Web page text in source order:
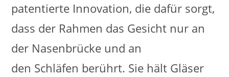
patentierte Innovation, die dafür sorgt,
dass der Rahmen das Gesicht nur an
der Nasenbrücke und an
den Schläfen berührt. Sie hält Gläser